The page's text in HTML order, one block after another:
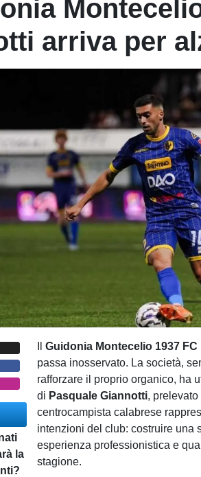
arriva per
la
IlGuidonia Montecelio 1937 FC
passa inosservato. La società,
rafforzare il proprio organico, ha
di Pasquale Giannotti, prelevato
centrocampista calabrese
intenzioni del club: costruire una
esperienza professionistica e
stagione.